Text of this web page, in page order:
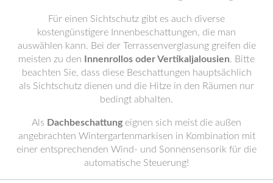
Für einen Sichtschutz gibt es auch diverse
kostengünstigere Innenbeschattungen, die man
auswählen kann. Bei der Terrassenverglasung greifen die
meisten zu den
Innenrollos oder Vertikaljalousien. Bitte
beachten Sie, dass diese Beschattungen hauptsächlich
als Sichtschutz dienen und die Hitze in den Räumen nur
bedingt abhalten.
Als Dachbeschattung eignen sich meist die außen
angebrachten Wintergartenmarkisen in Kombination mit
einer entsprechenden Wind- und Sonnensensorik für die
automatische Steuerung!